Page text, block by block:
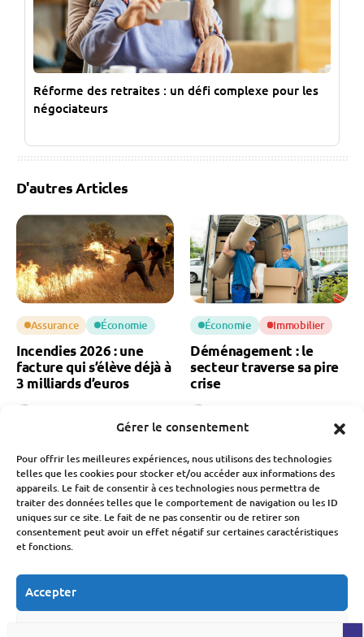
Gérer le consentement
Pour offrir les meilleures expériences, nous utilisons des technologies
telles que les cookies pour stocker et/ou accéder aux informations des
appareils. Le fait de consentir à ces technologies nous permettra de
traiter des données telles que le comportement de navigation ou les ID
uniques sur ce site. Le fait de ne pas consentir ou de retirer son
consentement peut avoir un effet négatif sur certaines caractéristiques
et fonctions.
Accepter
Réforme des retraites : un défi complexe pour les
négociateurs
D'autres Articles
Assurance Économie
Incendies 2026 : une
facture qui s’élève déjà à
3 milliards d’euros
Économie Immobilier
Déménagement : le
secteur traverse sa pire
crise
6 Août 2026
Travail
Recrutement banque : le
nouveau record